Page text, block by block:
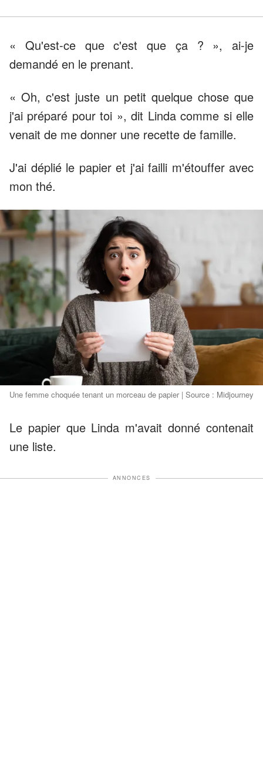
« Qu'est-ce que c'est que ça ? », ai-je
demandé en le prenant.
« Oh, c'est juste un petit quelque chose que
j'ai préparé pour toi », dit Linda comme si elle
venait de me donner une recette de famille.
J'ai déplié le papier et j'ai failli m'étouffer avec
mon thé.
Une femme choquée tenant un morceau de papier | Source : Midjourney
Le papier que Linda m'avait donné contenait
une liste.
ANNONCES